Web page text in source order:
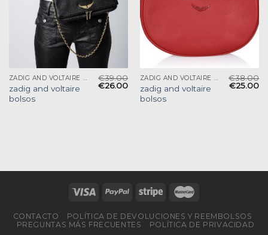
ZADIG AND VOLTAIRE BOLSOS
zadig and voltaire
bolsos
€39.00
€26.00
ZADIG AND VOLTAIRE BOLSOS
zadig and voltaire
bolsos
€38.00
€25.00
CONTACTO
POLÍTICA DE DEVOLUCIONES Y REEMBOLSOS
PREGUNTAS MÁS FRECUENTES
POLÍTICA DE PRIVACIDAD